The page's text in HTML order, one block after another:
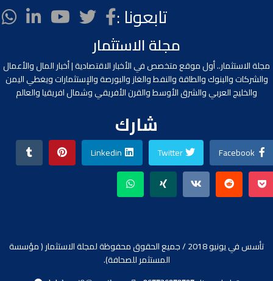
تابعونا :
مجلة الاستثمار
مجلة الاستثمار.. أول موقع متخصص في الأخبار الاقتصادية | أخبار المال والأعمال
والشركات والبنوك والطاقة والنفط والغاز والبورصة والإستثمارات ويغطي اليمن
والخليج العربي والشرق الأوسط والقرن الأفريقي وشمال افريقيا والعالم
شارك
Facebook
Twitter
Linkedin
تأسس في يونيو 2018 / جميع الحقوق محفوظة لمجلة الاستثمار ( مؤسسة
المستثمر للصحافة).